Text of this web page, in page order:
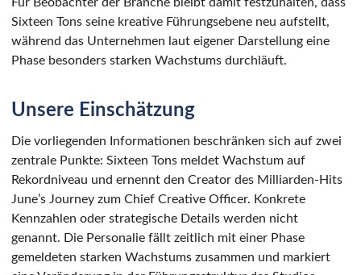
Sixteen Tons seine kreative Führungsebene neu aufstellt,
während das Unternehmen laut eigener Darstellung eine
Phase besonders starken Wachstums durchläuft.
Unsere Einschätzung
Die vorliegenden Informationen beschränken sich auf zwei
zentrale Punkte: Sixteen Tons meldet Wachstum auf
Rekordniveau und ernennt den Creator des Milliarden-Hits
June’s Journey zum Chief Creative Officer. Konkrete
Kennzahlen oder strategische Details werden nicht
genannt. Die Personalie fällt zeitlich mit einer Phase
gemeldeten starken Wachstums zusammen und markiert